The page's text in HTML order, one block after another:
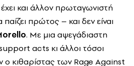
και άλλον πρωταγωνιστή
πρώτος – και δεν είναι
. Με μια αψεγάδιαστη
acts κι άλλοι τόσοι
ο κιθαρίστας των Rage Against